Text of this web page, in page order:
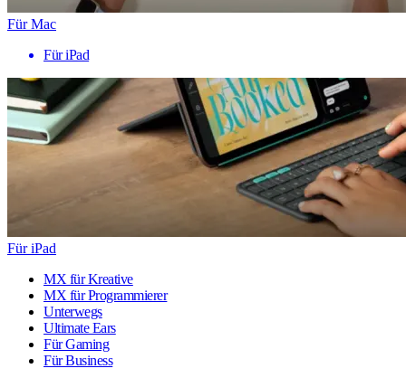
Für Mac
Für iPad
Für iPad
MX für Kreative
MX für Programmierer
Unterwegs
Ultimate Ears
Für Gaming
Für Business